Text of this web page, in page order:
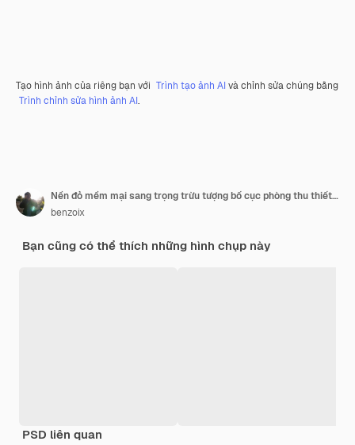
Tạo hình ảnh của riêng bạn với Trình tạo ảnh AIvà chỉnh sửa chúng bằng
Trình chỉnh sửa hình ảnh AI.
Nền đỏ mềm mại sang trọng trừu tượng bố cục phòng thu thiết kế ngày lễ tình nhân giáng sinh mẫu web busine...
benzoix
Bạn cũng có thể thích những hình chụp này
PSD liên quan